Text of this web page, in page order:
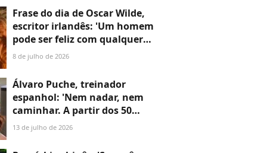
opiniões'
Frase do dia de Oscar Wilde,
escritor irlandês: 'Um homem
pode ser feliz com qualquer
mulher, desde que não a ame'
8 de julho de 2026
Álvaro Puche, treinador
espanhol: 'Nem nadar, nem
caminhar. A partir dos 50
anos, é absolutamente
13 de julho de 2026